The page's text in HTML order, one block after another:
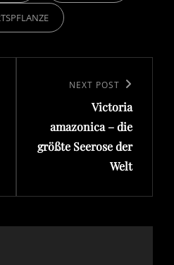
NEXT POST
Victoria
amazonica – die
größte Seerose der
Welt